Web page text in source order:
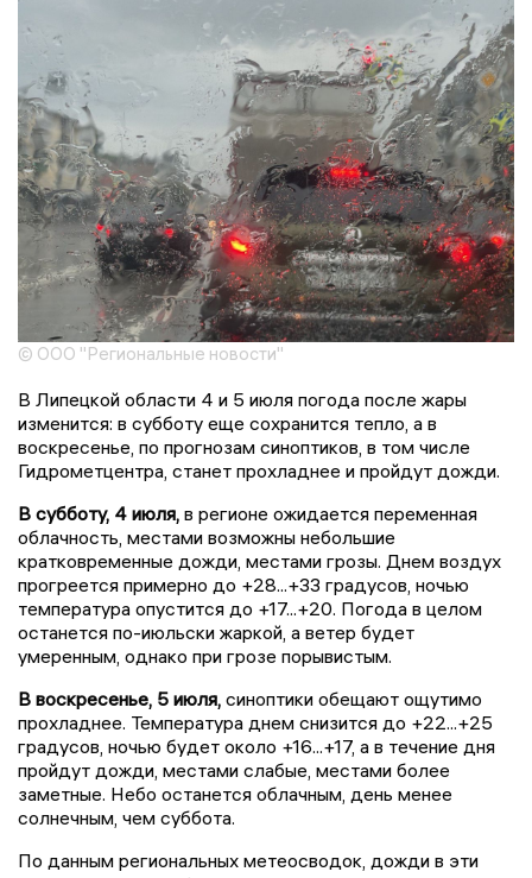
© ООО "Региональные новости"
В Липецкой области 4 и 5 июля погода после жары
изменится: в субботу еще сохранится тепло, а в
воскресенье, по прогнозам синоптиков, в том числе
Гидрометцентра, станет прохладнее и пройдут дожди.
В субботу, 4 июля, в регионе ожидается переменная
облачность, местами возможны небольшие
кратковременные дожди, местами грозы. Днем воздух
прогреется примерно до +28...+33 градусов, ночью
температура опустится до +17...+20. Погода в целом
останется по-июльски жаркой, а ветер будет
умеренным, однако при грозе порывистым.
В воскресенье, 5 июля, синоптики обещают ощутимо
прохладнее. Температура днем снизится до +22...+25
градусов, ночью будет около +16...+17, а в течение дня
пройдут дожди, местами слабые, местами более
заметные. Небо останется облачным, день менее
солнечным, чем суббота.
По данным региональных метеосводок, дожди в эти